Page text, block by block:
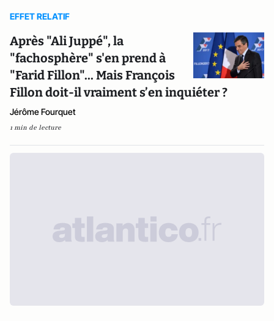
EFFET RELATIF
Après "Ali Juppé", la
"fachosphère" s'en prend à
"Farid Fillon"... Mais François
Fillon doit-il vraiment s’en inquiéter ?
Jérôme Fourquet
1 min de lecture